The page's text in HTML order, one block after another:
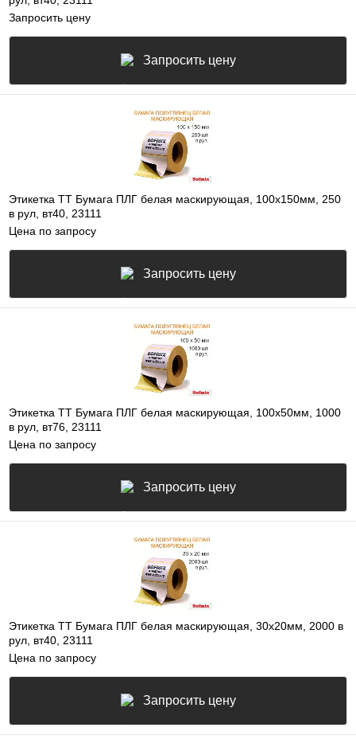
Запросить цену
Запросить цену
Этикетка ТТ Бумага ПЛГ белая маскирующая, 100х150мм, 250
в рул, вт40, 23111
Цена по запросу
Запросить цену
Этикетка ТТ Бумага ПЛГ белая маскирующая, 100х50мм, 1000
в рул, вт76, 23111
Цена по запросу
Запросить цену
Этикетка ТТ Бумага ПЛГ белая маскирующая, 30х20мм, 2000 в
рул, вт40, 23111
Цена по запросу
Запросить цену